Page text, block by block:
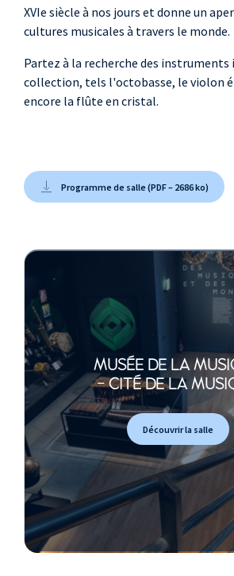
XVIe siècle à nos jours et donne un
cultures musicales à travers le monde.
Partez à la recherche des instruments
collection, tels l'octobasse, le violon
encore la flûte en cristal.
Programme de salle (PDF – 2686 ko)
MUSÉE DE LA
- CITÉ DE LA
Découvrir la salle